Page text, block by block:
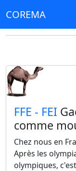
COREMA
​FFE - FEI
comme
Chez nous en
Après les
olympiques,